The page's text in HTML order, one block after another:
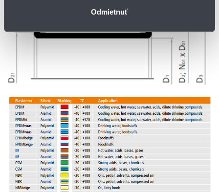
Odmietnuť